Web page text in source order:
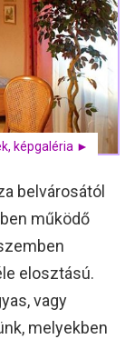
képgaléria ►
belvárosától
működő
elosztású.
vagy
melyekben